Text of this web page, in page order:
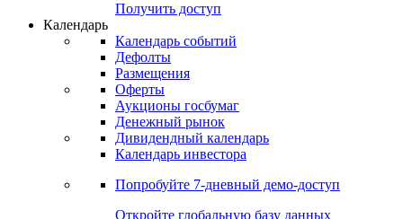
Получить доступ
Календарь
Календарь событий
Дефолты
Размещения
Оферты
Аукционы госбумаг
Денежный рынок
Дивидендный календарь
Календарь инвестора
Попробуйте 7-дневный демо-доступ
Откройте глобальную базу данных